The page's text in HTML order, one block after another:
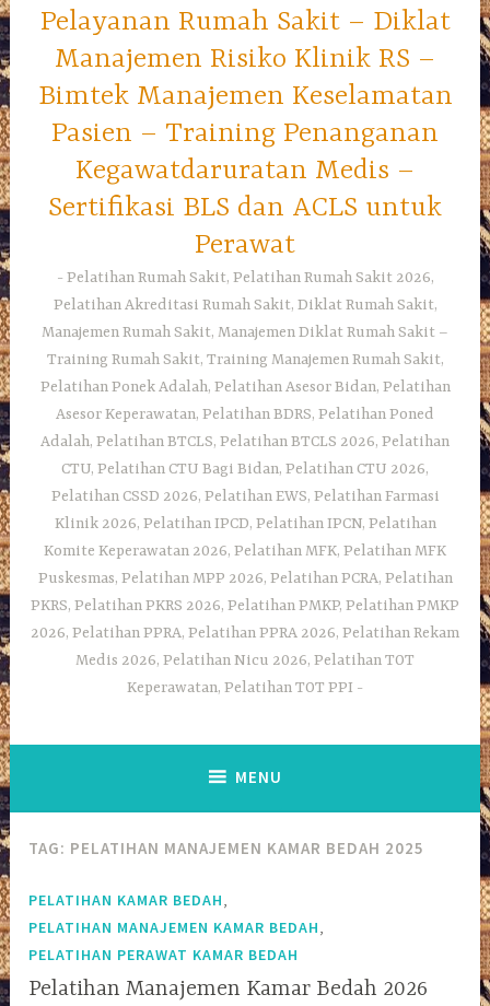
Pelayanan Rumah Sakit – Diklat
Manajemen Risiko Klinik RS –
Bimtek Manajemen Keselamatan
Pasien – Training Penanganan
Kegawatdaruratan Medis –
Sertifikasi BLS dan ACLS untuk
Perawat
Pelatihan Rumah Sakit, Pelatihan Rumah Sakit 2026,
Pelatihan Akreditasi Rumah Sakit, Diklat Rumah Sakit,
Manajemen Rumah Sakit, Manajemen Diklat Rumah Sakit –
Training Rumah Sakit, Training Manajemen Rumah Sakit,
Pelatihan Ponek Adalah, Pelatihan Asesor Bidan, Pelatihan
Asesor Keperawatan, Pelatihan BDRS, Pelatihan Poned
Adalah, Pelatihan BTCLS, Pelatihan BTCLS 2026, Pelatihan
CTU, Pelatihan CTU Bagi Bidan, Pelatihan CTU 2026,
Pelatihan CSSD 2026, Pelatihan EWS, Pelatihan Farmasi
Klinik 2026, Pelatihan IPCD, Pelatihan IPCN, Pelatihan
Komite Keperawatan 2026, Pelatihan MFK, Pelatihan MFK
Puskesmas, Pelatihan MPP 2026, Pelatihan PCRA, Pelatihan
PKRS, Pelatihan PKRS 2026, Pelatihan PMKP, Pelatihan PMKP
2026, Pelatihan PPRA, Pelatihan PPRA 2026, Pelatihan Rekam
Medis 2026, Pelatihan Nicu 2026, Pelatihan TOT
Keperawatan, Pelatihan TOT PPI
MENU
TAG: PELATIHAN MANAJEMEN KAMAR BEDAH 2025
PELATIHAN KAMAR BEDAH,
PELATIHAN MANAJEMEN KAMAR BEDAH,
PELATIHAN PERAWAT KAMAR BEDAH
Pelatihan Manajemen Kamar Bedah 2026